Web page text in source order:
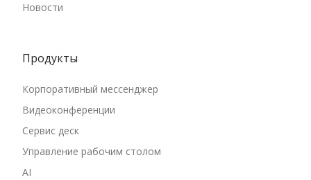
Новости
Продукты
Корпоративный мессенджер
Видеоконференции
Сервис деск
Управление рабочим столом
AI